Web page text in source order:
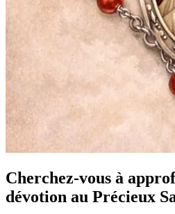
Cherchez-vous à
dévotion au Précieux